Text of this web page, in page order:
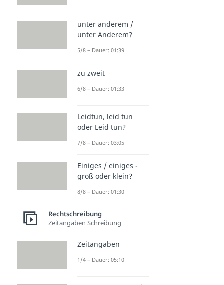
unter anderem /
unter Anderem?
5/8 – Dauer: 01:39
zu zweit
6/8 – Dauer: 01:33
Leidtun, leid tun
oder Leid tun?
7/8 – Dauer: 03:05
Einiges / einiges -
groß oder klein?
8/8 – Dauer: 01:30
Rechtschreibung
Zeitangaben Schreibung
Zeitangaben
1/4 – Dauer: 05:10